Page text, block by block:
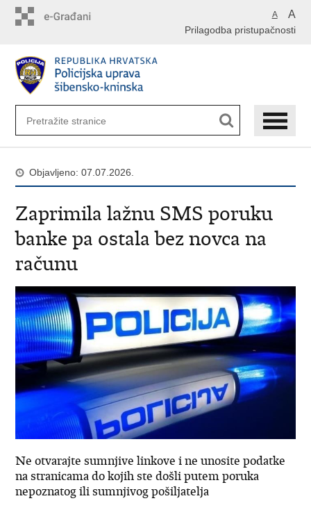
A A
Prilagodba pristupačnosti
Objavljeno: 07.07.2026.
Zaprimila lažnu SMS poruku
banke pa ostala bez novca na
računu
Ne otvarajte sumnjive linkove i ne unosite podatke
na stranicama do kojih ste došli putem poruka
nepoznatog ili sumnjivog pošiljatelja